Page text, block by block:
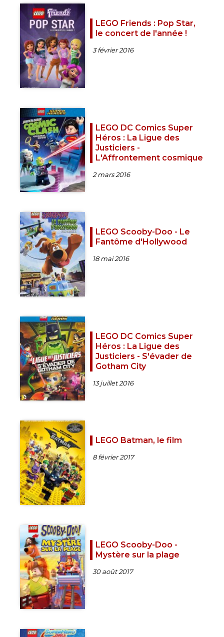
LEGO Friends : Pop Star,
le concert de l'année !
3 février 2016
LEGO DC Comics Super
Héros : La Ligue des
Justiciers -
L'Affrontement cosmique
2 mars 2016
LEGO Scooby-Doo - Le
Fantôme d'Hollywood
18 mai 2016
LEGO DC Comics Super
Héros : La Ligue des
Justiciers - S'évader de
Gotham City
13 juillet 2016
LEGO Batman, le film
8 février 2017
LEGO Scooby-Doo -
Mystère sur la plage
30 août 2017